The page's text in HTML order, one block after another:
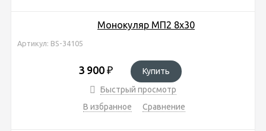
Монокуляр МП2 8х30
Артикул: BS-34105
3 900 ₽
Купить
Быстрый просмотр
В избранное
Сравнение